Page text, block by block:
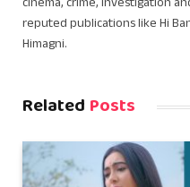
reputed publications like Hi
Himagni.
Related Posts